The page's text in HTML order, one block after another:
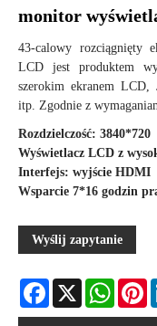
monitor
43-calowy rozciągnięty
LCD jest produktem
szerokim ekranem LCD,
itp. Zgodnie z
Rozdzielczość: 3840*720
Wyświetlacz LCD z
Interfejs: wyjście HDMI
Wsparcie 7*16 godzin
Wyślij zapytanie
Facebook
X